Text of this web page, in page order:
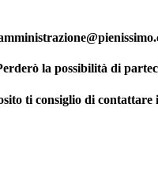
la possibilità di
ti consiglio di contattare